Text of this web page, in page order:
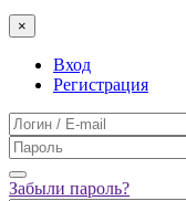
×
Вход
Регистрация
Забыли пароль?